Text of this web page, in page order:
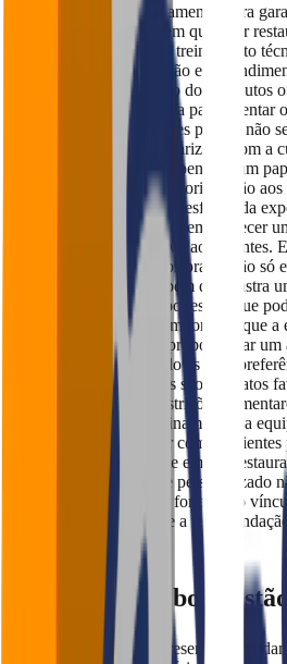
Treinar a equipe é fundamental para
excepcional ao cliente em qualquer
Isso inclui não apenas o treinamento
mas também a capacitação em
japonesa e conhecimento dos produtos
que a equipe seja treinada para orientar
menu japonês, já que estes podem não
por quem não está familiarizado com a
forma, os garçons desempenham um
informações detalhadas e orientação
possam fazer escolhas e desfrutar da
: os funcionários podem oferecer
personalizado e educativo aos clientes.
significados culturais dos pratos não só
gastronômica, mas também demonstra
genuíno pela cultura japonesa, o que
clientes. Além disso, é importante que
clientes “da casa” para proporcionar
personalizado e adaptado às suas
incluir desde saber quais são os pratos
até entender restrições
Portanto, investir no treinamento da
conhecer e se relacionar com os
na experiência do cliente em um
atencioso, informativo e personalizado
do cliente, mas também fortalece o
incentivando o retorno e a
2. Possua uma boa
Ter uma boa gestão de reservas é